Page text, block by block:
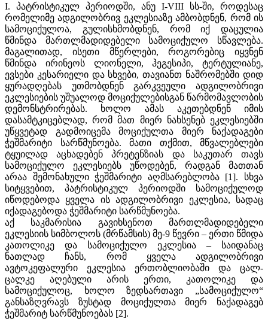
I. პატრისტიკულ პერიოდში, ანუ I-VIII სს-ში, როდესაც
რომელიმე ადგილობრივ ეკლესიაზე ამბობდნენ, რომ ის
სამოციქულოა, გულისხმობდნენ, რომ იქ დაცულია
წმინდა მართლმადიდებელი სამოციქულო სწავლება.
მაგალითად, ისეთი მწერლები, როგორებიც იყვნენ
წმინდა ირინეოს ლიონელი, ჰეგესიპი, ტერტულიანე,
ევსები კესარიელი და სხვები, თავიანთ ნაშრომებში დიდ
ყურადღებას უთმობდნენ გარკვეული ადგილობრივი
ეკლესიების უშუალოდ მოციქულებისგან წარმომავლობის
დემონსტრირებას. ხოლო ამას აკეთებდნენ იმის
დასამტკიცებლად, რომ მათ მიერ ნახსენებ ეკლესიებში
უწყვეტად გადმოიცემა მოციქულთა მიერ ნაქადაგები
ჭეშმარიტი სარწმუნოება. მათი თქმით, მწვალებლები
ტყუილად აცხადებენ პრეტენზიას და საკუთარ თავს
სამოციქულო ეკლესიებს უწოდებენ, რადგან მათთან
არაა შემონახული ჭეშმარიტი აღმსარებლობა [1]. სხვა
სიტყვებით, პატრისტიკულ პერიოდში სამოციქულოდ
იწოდებოდა ყველა ის ადგილობრივი ეკლესია, სადაც
იქადაგებოდა ჭეშმარიტი სარწმუნოება.
აქ საკმარისია გავიხსენოთ მართლმადიდებელი
ეკლესიის სიმბოლოს (მრწამსის) მე-9 წევრი – ერთი წმიდა
კათოლიკე და სამოციქულო ეკლესია – საიდანაც
ნათლად ჩანს, რომ ყველა ადგილობრივი
ავტოკეფალური ეკლესია ერთობლიობაში და ცალ-
ცალკე აღებული არის ერთი, კათოლიკე და
სამოციქულოც, ხოლო ზედსართავი „სამოციქულო“
განსაზღვრავს ზუსტად მოციქულთა მიერ ნაქადაგებ
ჭეშმარიტ სარწმუნოებას [2].